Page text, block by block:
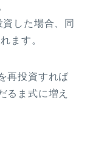
した場合、同
ます。
再投資すれば
るま式に増え